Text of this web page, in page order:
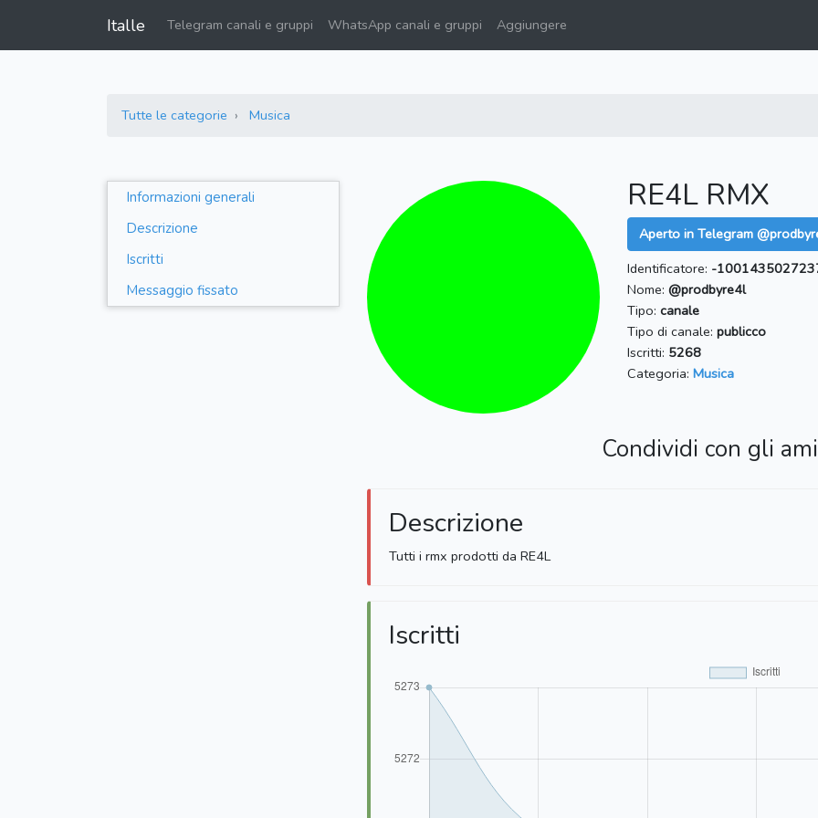
Italle Telegram canali e gruppi WhatsApp canali e gruppi Aggiungere
Tutte le categorie Musica
Informazioni generali
Descrizione
Iscritti
Messaggio fissato
RE4L RMX
Aperto in Telegram
Identificatore: -
Nome: @prodbyre4l
Tipo: canale
Tipo di canale: publicco
Iscritti: 5268
Categoria: Musica
Condividi con gli
Descrizione
Tutti i rmx prodotti da RE4L
Iscritti